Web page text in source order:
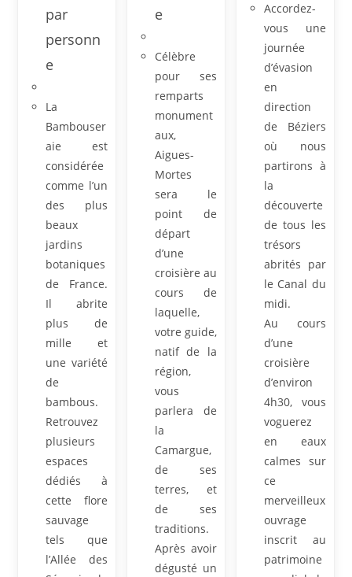
par
personn
e
La
Bambouser
aie est
considérée
comme l’un
des plus
beaux
jardins
botaniques
de France.
Il abrite
plus de
mille et
une variété
de
bambous.
Retrouvez
plusieurs
espaces
dédiés à
cette flore
sauvage
tels que
l’Allée des
e
Célèbre
pour ses
remparts
monument
aux,
Aigues-
Mortes
sera le
point de
départ
d’une
croisière au
cours de
laquelle,
votre guide,
natif de la
région,
vous
parlera de
la
Camargue,
de ses
terres, et
de ses
traditions.
Après avoir
dégusté un
Accordez-
vous une
journée
d’évasion
en
direction
de Béziers
où nous
partirons à
la
découverte
de tous les
trésors
abrités par
le Canal du
midi.
Au cours
d’une
croisière
d’environ
4h30, vous
voguerez
en eaux
calmes sur
ce
merveilleux
ouvrage
inscrit au
patrimoine